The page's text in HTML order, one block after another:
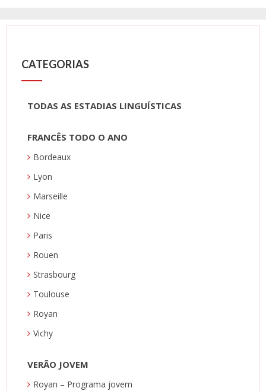
CATEGORIAS
TODAS AS ESTADIAS LINGUÍSTICAS
FRANCÊS TODO O ANO
Bordeaux
Lyon
Marseille
Nice
Paris
Rouen
Strasbourg
Toulouse
Royan
Vichy
VERÃO JOVEM
Royan – Programa jovem